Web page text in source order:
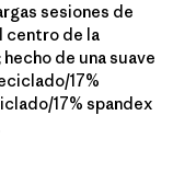
sesiones de
centro de la
de una suave
17%
17% spandex